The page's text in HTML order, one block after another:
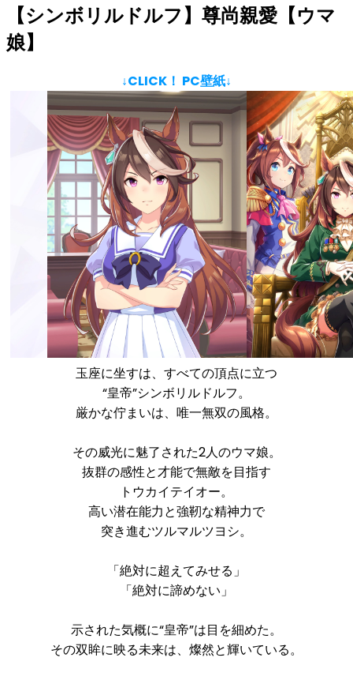
【シンボリルドルフ】尊尚親愛【ウマ
娘】
↓CLICK！ PC壁紙↓
玉座に坐すは、すべての頂点に立つ
“皇帝”シンボリルドルフ。
厳かな佇まいは、唯一無双の風格。
その威光に魅了された2人のウマ娘。
抜群の感性と才能で無敵を目指す
トウカイテイオー。
高い潜在能力と強靭な精神力で
突き進むツルマルツヨシ。
「絶対に超えてみせる」
「絶対に諦めない」
示された気概に“皇帝”は目を細めた。
その双眸に映る未来は、燦然と輝いている。